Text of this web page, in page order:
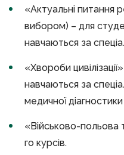
«Актуальні питання
вибором) – для
навчаються за
«Хвороби
навчаються за
медичної
«Військово-польова
го курсів.